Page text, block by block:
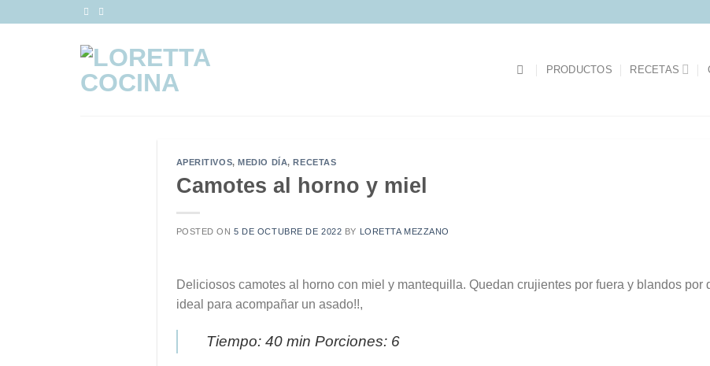
PRODUCTOS RECETAS
APERITIVOS,MEDIO DÍA,RECETAS
Camotes al horno y miel
POSTED ON5 DE OCTUBRE DE 2022 BY LORETTA MEZZANO
Deliciosos camotes al horno con miel y mantequilla. Quedan crujientes por fuera y blandos por
ideal para acompañar un asado!!,
Tiempo: 40 min Porciones: 6